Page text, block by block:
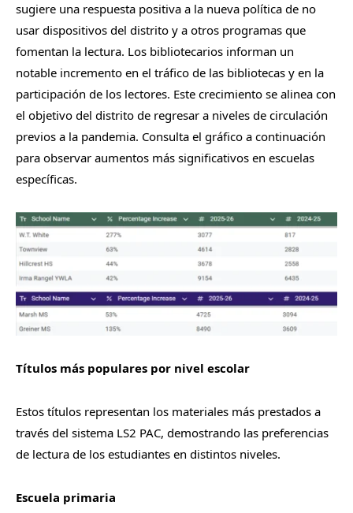
sugiere una respuesta positiva a la nueva política de no
usar dispositivos del distrito y a otros programas que
fomentan la lectura. Los bibliotecarios informan un
notable incremento en el tráfico de las bibliotecas y en la
participación de los lectores. Este crecimiento se alinea con
el objetivo del distrito de regresar a niveles de circulación
previos a la pandemia. Consulta el gráfico a continuación
para observar aumentos más significativos en escuelas
específicas.
Títulos más populares por nivel escolar
Estos títulos representan los materiales más prestados a
través del sistema LS2 PAC, demostrando las preferencias
de lectura de los estudiantes en distintos niveles.
Escuela primaria